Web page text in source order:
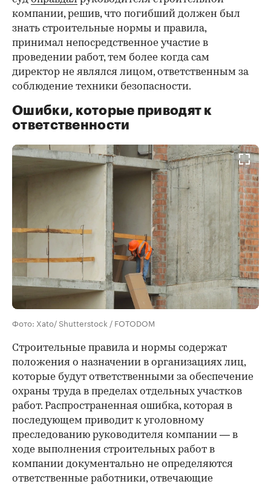
компании, решив, что погибший должен был
знать строительные нормы и правила,
принимал непосредственное участие в
проведении работ, тем более когда сам
директор не являлся лицом, ответственным за
соблюдение техники безопасности.
Ошибки, которые приводят к
ответственности
Фото: Xato/ Shutterstock / FOTODOM
Строительные правила и нормы содержат
положения о назначении в организациях лиц,
которые будут ответственными за обеспечение
охраны труда в пределах отдельных участков
работ. Распространенная ошибка, которая в
последующем приводит к уголовному
преследованию руководителя компании — в
ходе выполнения строительных работ в
компании документально не определяются
ответственные работники, отвечающие